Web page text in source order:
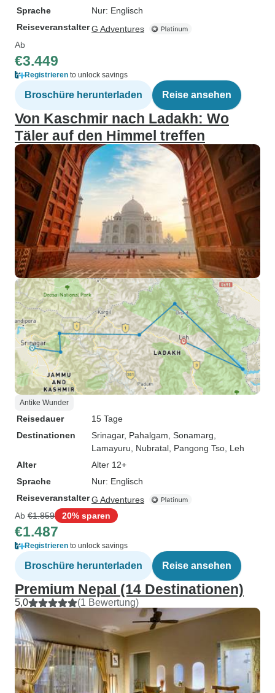
Sprache
Nur: Englisch
ReiseveranstalterG Adventures
Ab
€3.449
Registrieren to unlock savings
Broschüre herunterladen Reise ansehen
Von Kaschmir nach Ladakh: Wo
Täler auf den Himmel treffen
Antike Wunder
Reisedauer
15 Tage
Destinationen
Srinagar, Pahalgam , Sonamarg
Lamayuru , Nubratal , Pangong Tso , Leh
Alter
Alter 12+
Sprache
Nur: Englisch
ReiseveranstalterG Adventures
Ab €1.859 20% sparen
€1.487
Registrieren to unlock savings
Broschüre herunterladen Reise ansehen
Premium Nepal (14 Destinationen)
5,0 (1 Bewertung)